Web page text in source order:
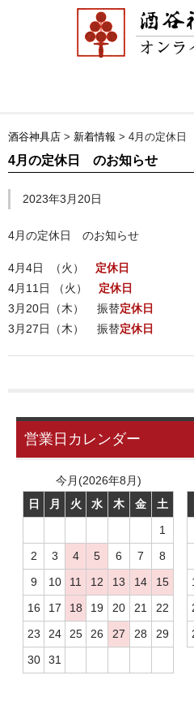
ホーム
新着
ユーザー
お買物
酒谷神具店 > 新着情報 > 4月の定休日
4月の定休日 のお知らせ
2023年3月20日
4月の定休日 のお知らせ
4月4日 （火） 定休日
4月11日 （火） 定休日
3月20日（木） 振替定休日
3月27日（木） 振替定休日
営業日カレンダー
今月(2026年8月)
日
月 火 水 木 金
土
1
2
3 4 5 6 7
8
9
10 11 12 13 14
15
16
17 18 19 20 21
22
23
24 25 26 27 28
29
30
31